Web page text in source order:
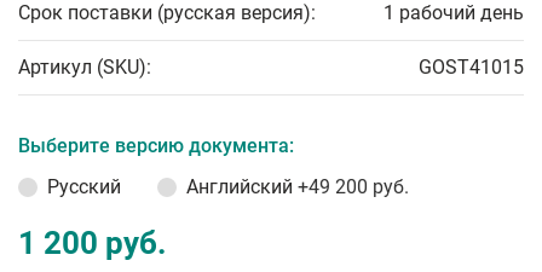
Срок поставки (русская версия): 1 рабочий день
Артикул (SKU): GOST41015
Выберите версию документа:
Русский
Английский +49 200 руб.
1 200 руб.